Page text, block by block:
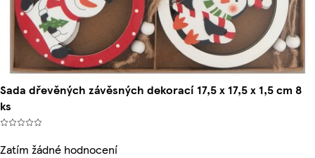
Sada dřevěných závěsných dekorací 17,5 x 17,5 x 1,5 cm 8
ks
Zatím žádné hodnocení